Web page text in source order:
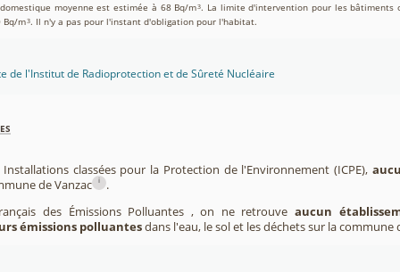
moyenne est estimée à 68 Bq/m3. La limite d'intervention pour les bâtiments
Bq/m3. Il n'y a pas pour l'instant d'obligation pour l'habitat.
de l'Institut de Radioprotection et de Sûreté Nucléaire
classées pour la Protection de l'Environnement (ICPE),
de Vanzac
i
.
des Émissions Polluantes , on ne retrouveaucun
émissions polluantesdans l'eau, le sol et les déchets sur la commune